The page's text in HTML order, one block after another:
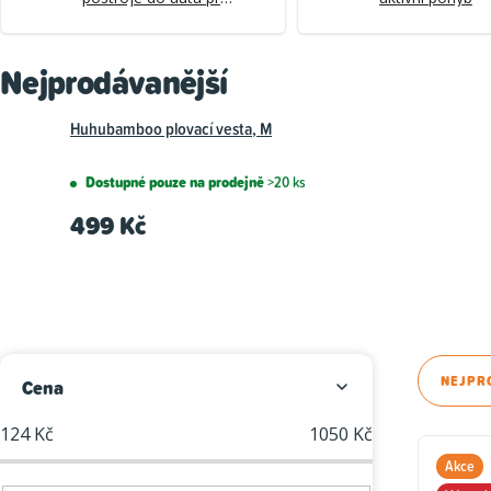
Nejprodávanější
Huhubamboo plovací vesta, M
Dostupné pouze na prodejně>20 ks
499 Kč
o
s
Cena
124Kč 1050 Kč
Ř
a
Akce